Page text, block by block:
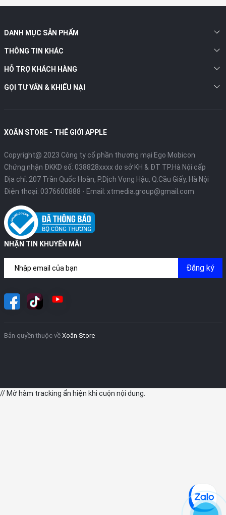
DANH MỤC SẢN PHẨM
THÔNG TIN KHÁC
HỖ TRỢ KHÁCH HÀNG
GỌI TƯ VẤN & KHIẾU NẠI
XOĂN STORE - THẾ GIỚI APPLE
Copyright@ 2023 Công ty cổ phần thương mại Ego Mobicon
Chứng nhận ĐKKD số: 038828xxxx do sở KH & ĐT TP.Hà Nội cấp
Địa chỉ: 207 Trần Quốc Hoàn, P.Dịch Vọng Hậu, Q.Cầu Giấy, Hà Nội
Điện thoại: 0376600888 - Email: xtmedia.group@gmail.com
NHẬN TIN KHUYẾN MÃI
Đăng ký
Bản quyền thuộc về Xoăn Store
// Mở hàm tracking ẩn hiện khi cuộn nội dung.